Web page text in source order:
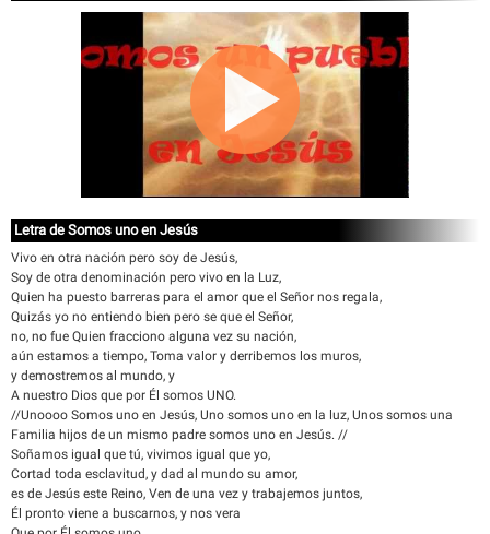
Letra de Somos uno en Jesús
Vivo en otra nación pero soy de Jesús,
Soy de otra denominación pero vivo en la Luz,
Quien ha puesto barreras para el amor que el Señor nos regala,
Quizás yo no entiendo bien pero se que el Señor,
no, no fue Quien fracciono alguna vez su nación,
aún estamos a tiempo, Toma valor y derribemos los muros,
y demostremos al mundo, y
A nuestro Dios que por Él somos UNO.
//Unoooo Somos uno en Jesús, Uno somos uno en la luz, Unos somos una
Familia hijos de un mismo padre somos uno en Jesús. //
Soñamos igual que tú, vivimos igual que yo,
Cortad toda esclavitud, y dad al mundo su amor,
es de Jesús este Reino, Ven de una vez y trabajemos juntos,
Él pronto viene a buscarnos, y nos vera